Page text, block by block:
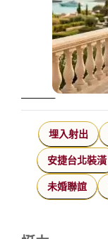
埋入射出
安捷台北裝潢
未婚聯誼